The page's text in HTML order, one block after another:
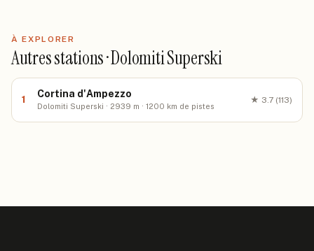
À EXPLORER
Autres stations · Dolomiti Superski
1
Cortina d'Ampezzo
Dolomiti Superski · 2939 m · 1200 km de pistes
★ 3.7 (113)